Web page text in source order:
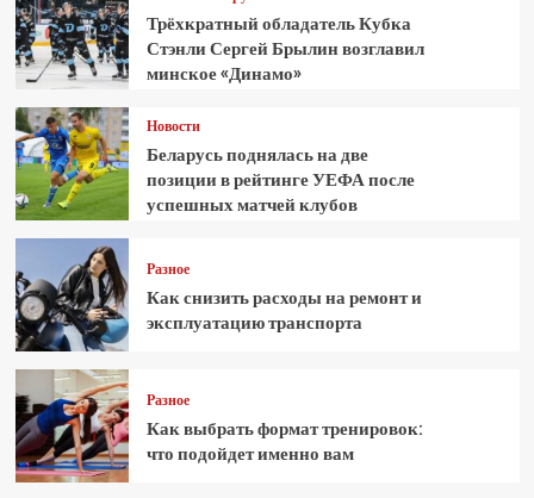
Трёхкратный обладатель Кубка
Стэнли Сергей Брылин возглавил
минское «Динамо»
Новости
Беларусь поднялась на две
позиции в рейтинге УЕФА после
успешных матчей клубов
Разное
Как снизить расходы на ремонт и
эксплуатацию транспорта
Разное
Как выбрать формат тренировок:
что подойдет именно вам